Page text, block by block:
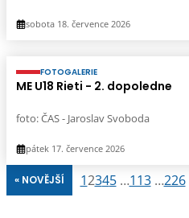
sobota 18. července 2026
FOTOGALERIE
ME U18 Rieti - 2. dopoledne
foto: ČAS - Jaroslav Svoboda
pátek 17. července 2026
« NOVĚJŠÍ 12345 …113 …226